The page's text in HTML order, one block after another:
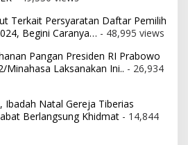
Terkait Persyaratan Daftar Pemilih
Begini Caranya… - 48,995 views
Pangan Presiden RI Prabowo
Minahasa Laksanakan Ini.. - 26,934
Ibadah Natal Gereja Tiberias
Berlangsung Khidmat - 14,844